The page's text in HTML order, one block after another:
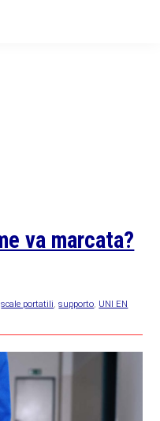
va marcata?
,scale portatili ,supporto UNI EN